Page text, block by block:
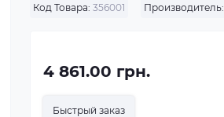
Код Товара: 356001 Производитель:
4 861.00 грн.
Быстрый заказ